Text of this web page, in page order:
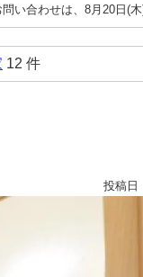
い合わせは、8月20日(
12 件
投稿日